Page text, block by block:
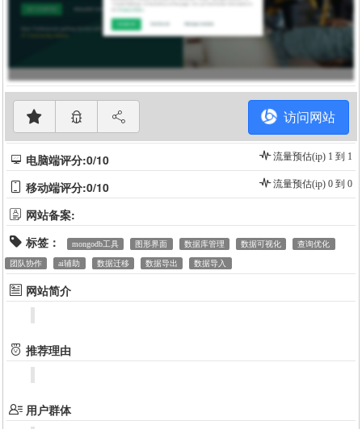
访问网站
电脑端评分:0/10 流量预估(ip) 1 到 1
移动端评分:0/10 流量预估(ip) 0 到 0
网站备案:
标签：
mongodb工具 图形界面 数据库管理 数据可视化 查询优化
团队协作 ai辅助 数据迁移 数据导出 数据导入
网站简介
推荐理由
用户群体